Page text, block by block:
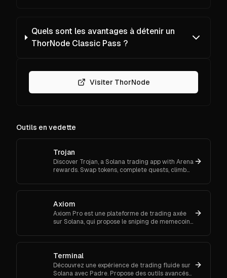
Quels sont les avantages à détenir un
ThorNode Classic Pass ?
Visiter ThorNode
Outils en vedette
Trojan
Discover Trojan, a Solana trading app with Arena
rewards. Swap tokens, complete quests, climb
now and start earn
Axiom
Axiom Pro est une plateforme de trading axée
sur Solana, qui propose le sniping de memecoins,
Terminal
Découvrez une expérience de trading fluide sur
Solana avec Padre. Propose des outils avancés